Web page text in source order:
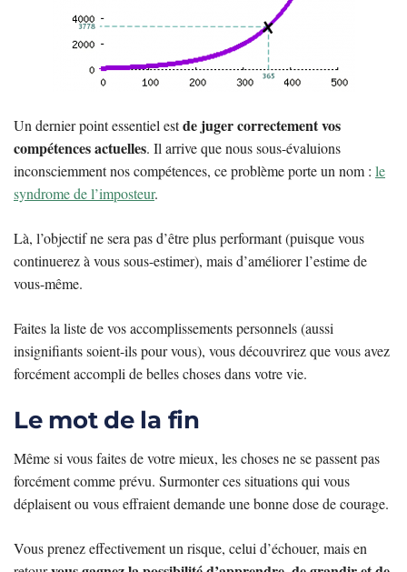
Un dernier point essentiel estde juger correctement vos
compétences actuelles. Il arrive que nous sous-évaluions
inconsciemment nos compétences, ce problème porte un nom : le
syndrome de l’imposteur.
Là, l’objectif ne sera pas d’être plus performant (puisque vous
continuerez à vous sous-estimer), mais d’améliorer l’estime de
vous-même.
Faites la liste de vos accomplissements personnels (aussi
insignifiants soient-ils pour vous), vous découvrirez que vous avez
forcément accompli de belles choses dans votre vie.
Le mot de la fin
Même si vous faites de votre mieux, les choses ne se passent pas
forcément comme prévu. Surmonter ces situations qui vous
déplaisent ou vous effraient demande une bonne dose de courage.
Vous prenez effectivement un risque, celui d’échouer, mais en